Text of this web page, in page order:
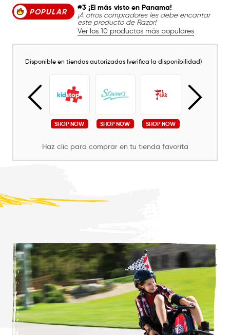
POPULAR
#3 ¡El más visto en Panama!
¡A otros compradores les debe encantar
este producto de Razor!
Ver los 10 productos más populares
Disponible en tiendas autorizadas (verifica la disponibilidad)
SHOP NOW SHOP NOW SHOP NOW
Haz clic para comprar en tu tienda favorita